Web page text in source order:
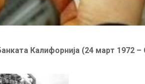
Калифорнија (24 март 1972